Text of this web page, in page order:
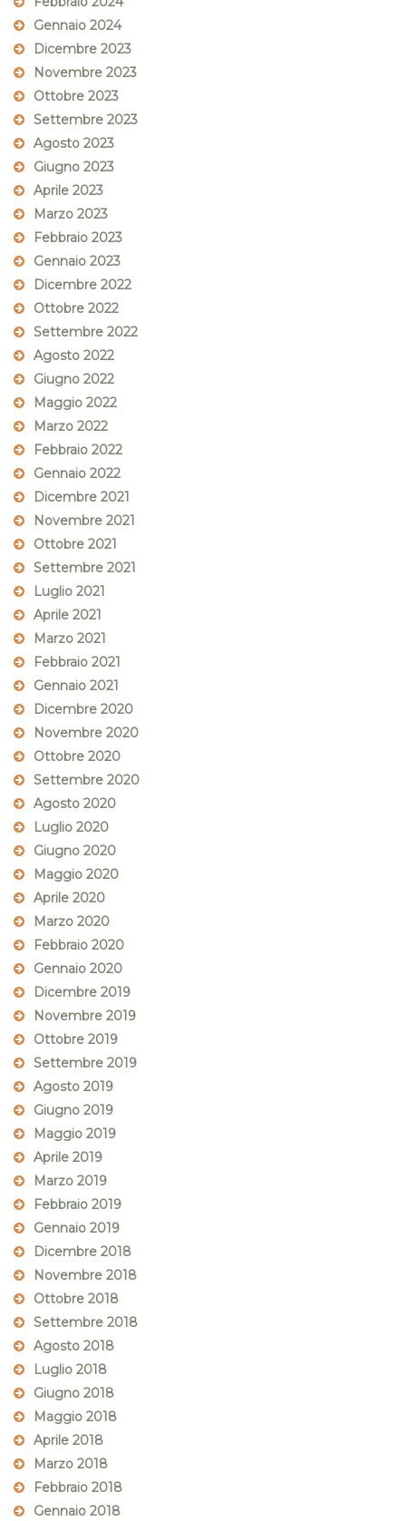
Gennaio 2024
Dicembre 2023
Novembre 2023
Ottobre 2023
Settembre 2023
Agosto 2023
Giugno 2023
Aprile 2023
Marzo 2023
Febbraio 2023
Gennaio 2023
Dicembre 2022
Ottobre 2022
Settembre 2022
Agosto 2022
Giugno 2022
Maggio 2022
Marzo 2022
Febbraio 2022
Gennaio 2022
Dicembre 2021
Novembre 2021
Ottobre 2021
Settembre 2021
Luglio 2021
Aprile 2021
Marzo 2021
Febbraio 2021
Gennaio 2021
Dicembre 2020
Novembre 2020
Ottobre 2020
Settembre 2020
Agosto 2020
Luglio 2020
Giugno 2020
Maggio 2020
Aprile 2020
Marzo 2020
Febbraio 2020
Gennaio 2020
Dicembre 2019
Novembre 2019
Ottobre 2019
Settembre 2019
Agosto 2019
Giugno 2019
Maggio 2019
Aprile 2019
Marzo 2019
Febbraio 2019
Gennaio 2019
Dicembre 2018
Novembre 2018
Ottobre 2018
Settembre 2018
Agosto 2018
Luglio 2018
Giugno 2018
Maggio 2018
Aprile 2018
Marzo 2018
Febbraio 2018
Gennaio 2018